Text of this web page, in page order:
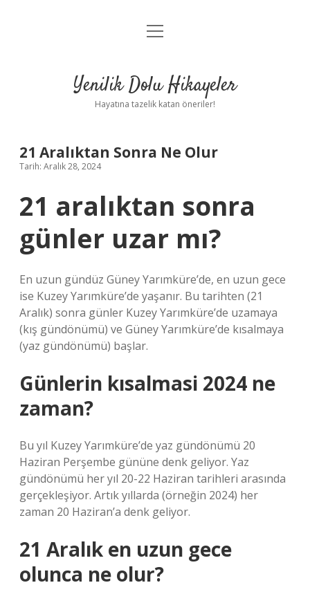
Anasayfa
Yasal Uyarı
menüyü
Yenilik Dolu Hikayeler
Hayatına tazelik katan öneriler!
21 Aralıktan Sonra Ne Olur
Tarih: Aralık 28, 2024
21 aralıktan sonra
günler uzar mı?
En uzun gündüz Güney Yarımküre’de, en uzun gece
ise Kuzey Yarımküre’de yaşanır. Bu tarihten (21
Aralık) sonra günler Kuzey Yarımküre’de uzamaya
(kış gündönümü) ve Güney Yarımküre’de kısalmaya
(yaz gündönümü) başlar.
Günlerin kısalmasi 2024 ne
zaman?
Bu yıl Kuzey Yarımküre’de yaz gündönümü 20
Haziran Perşembe gününe denk geliyor. Yaz
gündönümü her yıl 20-22 Haziran tarihleri ​​arasında
gerçekleşiyor. Artık yıllarda (örneğin 2024) her
zaman 20 Haziran’a denk geliyor.
21 Aralık en uzun gece
olunca ne olur?